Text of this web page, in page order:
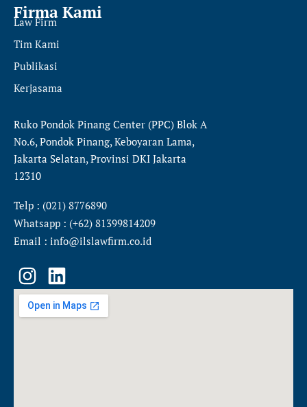
Firma Kami
Law Firm
Tim Kami
Publikasi
Kerjasama
Ruko Pondok Pinang Center (PPC) Blok A
No.6, Pondok Pinang, Keboyaran Lama,
Jakarta Selatan, Provinsi DKI Jakarta
12310
Telp : (021) 8776890
Whatsapp : (+62) 81399814209
Email : info@ilslawfirm.co.id
I
n
s
L
i
n